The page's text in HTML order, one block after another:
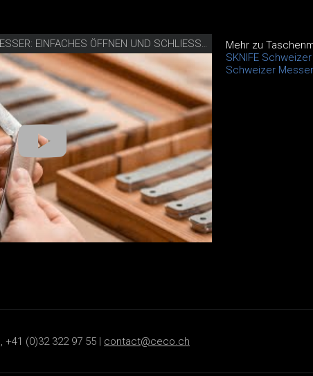
Mehr zu
SKNIFE
Schweizer
(0)32 322 97 55 | contact@ceco.ch